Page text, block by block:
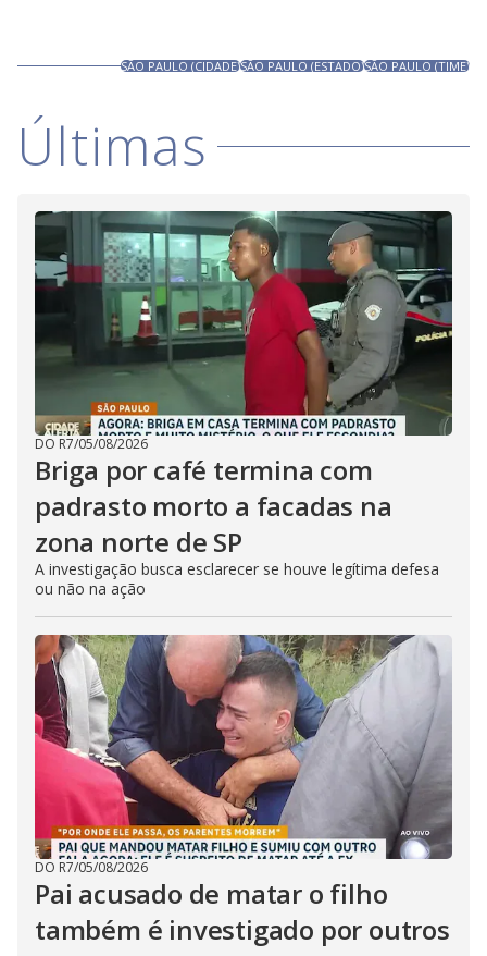
SÃO PAULO (CIDADE)SÃO PAULO (ESTADO)SÃO PAULO (TIME)
Últimas
DO R7/05/08/2026
Briga por café termina com
padrasto morto a facadas na
zona norte de SP
A investigação busca esclarecer se houve legítima defesa
ou não na ação
DO R7/05/08/2026
Pai acusado de matar o filho
também é investigado por outros